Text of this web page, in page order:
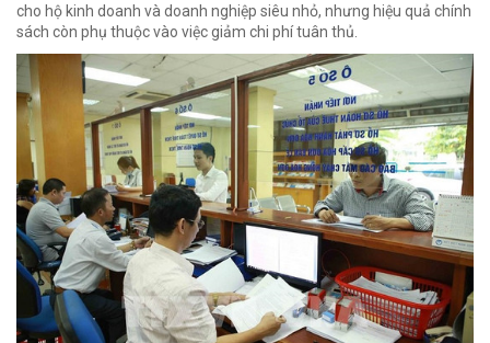
cho hộ kinh doanh và doanh nghiệp siêu nhỏ, nhưng hiệu quả chính
sách còn phụ thuộc vào việc giảm chi phí tuân thủ.